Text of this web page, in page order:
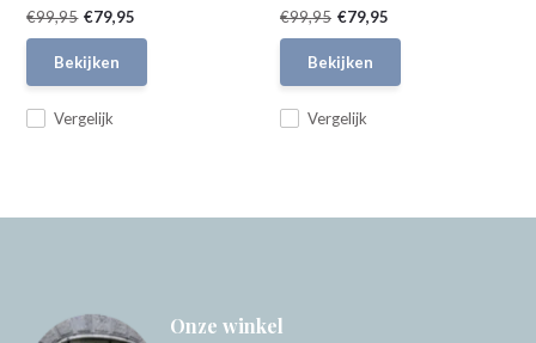
Vergelijk
€99,95 €79,95
Bekijken
Vergelijk
€99,95 €79,95
Bekijken
Onze winkel